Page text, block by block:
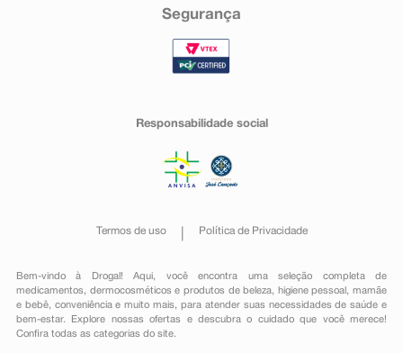
Segurança
Responsabilidade social
Termos de uso Política de Privacidade
Bem-vindo à Drogal! Aqui, você encontra uma seleção completa de
medicamentos , dermocosméticos e produtos de beleza, higiene pessoal ,mamãe
e bebê, conveniênciae muito mais, para atender suas necessidades de saúde e
bem-estar. Explore nossas ofertas e descubra o cuidado que você merece!
Confira todas as categorias do site.